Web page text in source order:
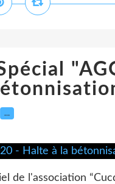
…
de l'association